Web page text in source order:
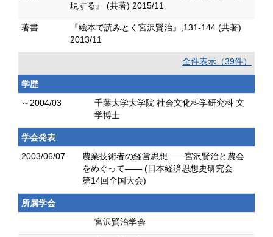
現する』 (共著) 2015/11
著書
『絵本で読みとく宮沢賢治』,131-144 (共著)
2013/11
全件表示（39件）
学歴
～2004/03
千葉大学大学院 社会文化科学研究科 文
学博士
学会発表
2003/06/07
農業技術者の経営思想――宮沢賢治と農会
をめぐって―― (日本経済思想史研究会
第14回全国大会)
所属学会
宮沢賢治学会